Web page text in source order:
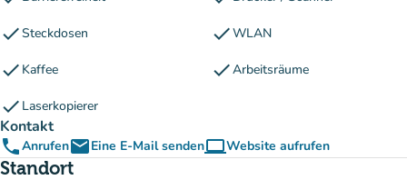
checkSteckdosen checkWLAN
check Kaffee checkArbeitsräume
check Laserkopierer
Kontakt
phoneAnrufenemailEine E-Mail sendencomputerWebsite aufrufen
(new tab)
Standort